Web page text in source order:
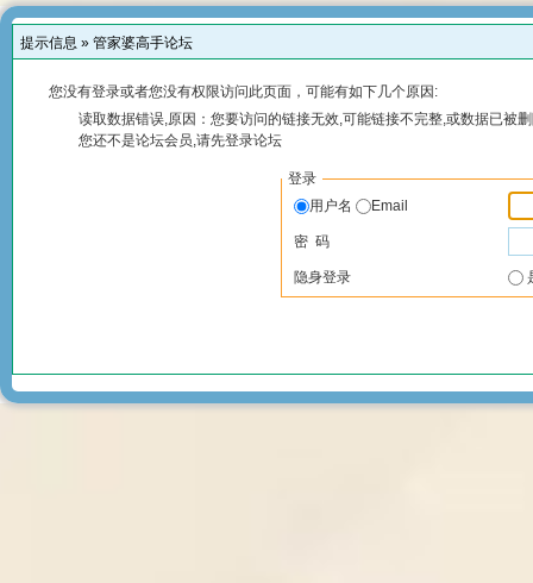
提示信息 » 管家婆高手论坛
您没有登录或者您没有权限访问此页面，可能有如下几个原因:
读取数据错误,原因：您要访问的链接无效,可能链接不完整,或数据已被
您还不是论坛会员,请先登录论坛
登录
用户名
Email
密 码
隐身登录